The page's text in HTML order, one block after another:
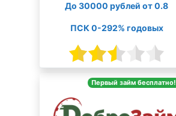
До 30000 рублей от 0.8
ПСК 0-292% годовых
Первый займ бесплатно!